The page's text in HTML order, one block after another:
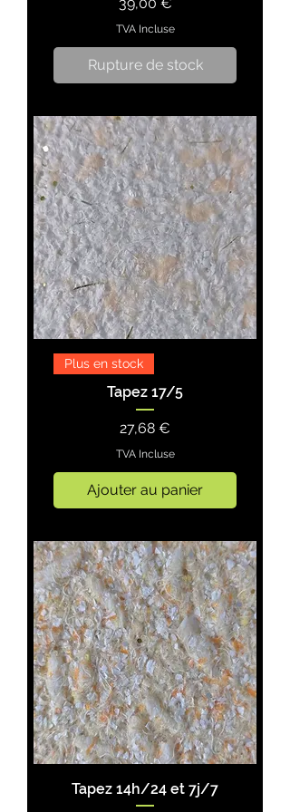
TVA Incluse
Rupture de stock
Plus en stock
Tapez 17/5
Prix
27,68 €
TVA Incluse
Ajouter au panier
Tapez 14h/24 et 7j/7